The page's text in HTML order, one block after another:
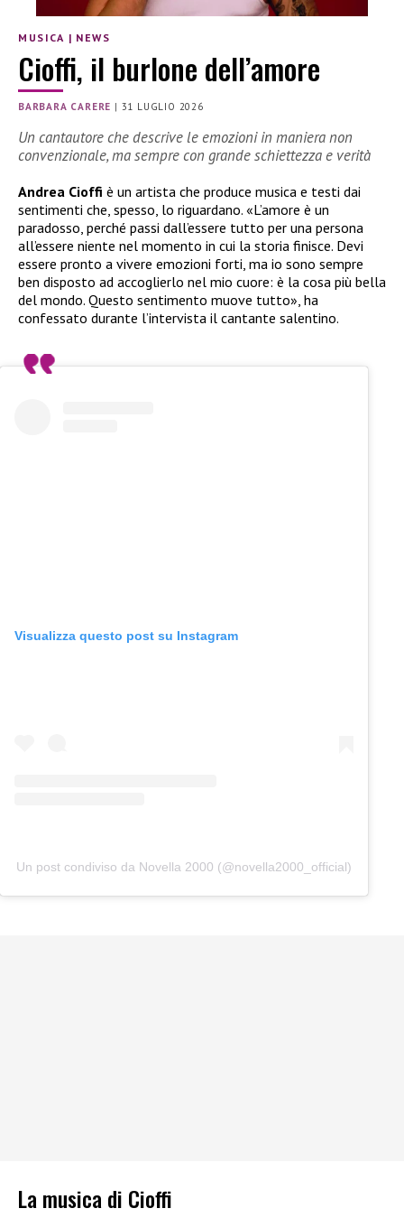
MUSICA | NEWS
Cioffi, il burlone dell’amore
BARBARA CARERE | 31 LUGLIO 2026
Un cantautore che descrive le emozioni in maniera non
convenzionale, ma sempre con grande schiettezza e verità
Andrea Cioffi è un artista che produce musica e testi dai
sentimenti che, spesso, lo riguardano. «L’amore è un
paradosso, perché passi dall’essere tutto per una persona
all’essere niente nel momento in cui la storia finisce. Devi
essere pronto a vivere emozioni forti, ma io sono sempre
ben disposto ad accoglierlo nel mio cuore: è la cosa più bella
del mondo. Questo sentimento muove tutto», ha
confessato durante l’intervista il cantante salentino.
Visualizza questo post su Instagram
Un post condiviso da Novella 2000 (@novella2000_official)
La musica di Cioffi